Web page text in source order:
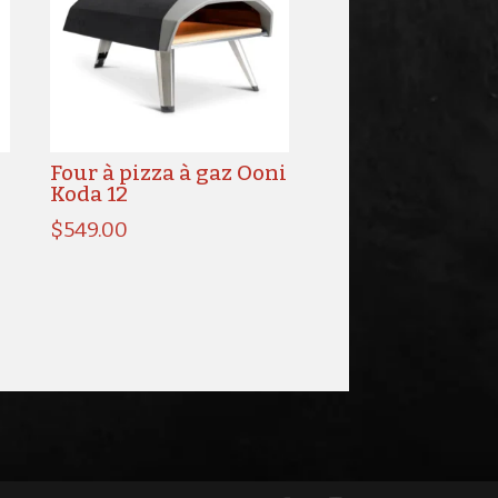
Four à pizza à gaz Ooni
Koda 12
$549.00